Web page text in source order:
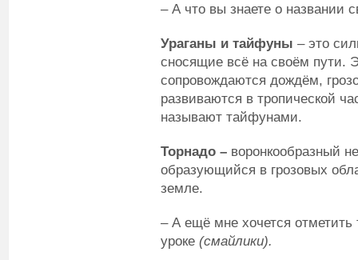
– А что вы знаете о названии
Ураганы и тайфуны – это
сносящие всё на своём пути.
сопровождаются дождём,
развиваются в тропической
называют тайфунами.
Торнадо – воронкообразный
образующийся в грозовых
земле.
– А ещё мне хочется отметить
уроке (смайлики).